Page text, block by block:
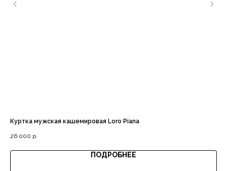
Куртка мужская кашемировая Loro Piana
26 000 р.
ПОДРОБНЕЕ
Выгодная цена